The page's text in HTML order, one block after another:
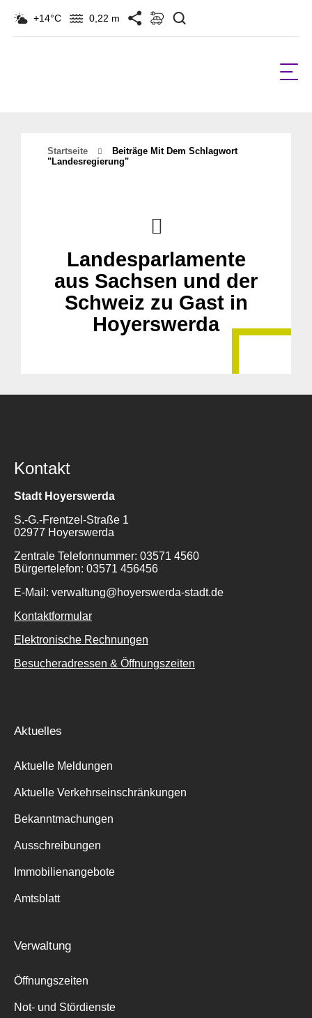
+14°C 0,22 m
Suche
Startseite
Beiträge Mit Dem Schlagwort
"Landesregierung"
Landesparlamente
aus Sachsen und der
Schweiz zu Gast in
Hoyerswerda
Kontakt
Stadt Hoyerswerda
S.-G.-Frentzel-Straße 1
02977 Hoyerswerda
Zentrale Telefonnummer: 03571 4560
Bürgertelefon: 03571 456456
E-Mail: verwaltung@hoyerswerda-stadt.de
Kontaktformular
Elektronische Rechnungen
Besucheradressen & Öffnungszeiten
Aktuelles
Aktuelle Meldungen
Aktuelle Verkehrseinschränkungen
Bekanntmachungen
Ausschreibungen
Immobilienangebote
Amtsblatt
Verwaltung
Öffnungszeiten
Not- und Stördienste